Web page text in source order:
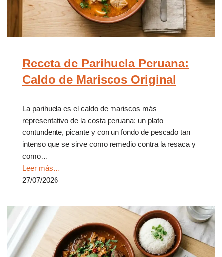
Receta de Parihuela Peruana:
Caldo de Mariscos Original
La parihuela es el caldo de mariscos más
representativo de la costa peruana: un plato
contundente, picante y con un fondo de pescado tan
intenso que se sirve como remedio contra la resaca y
como…
Leer más…
27/07/2026